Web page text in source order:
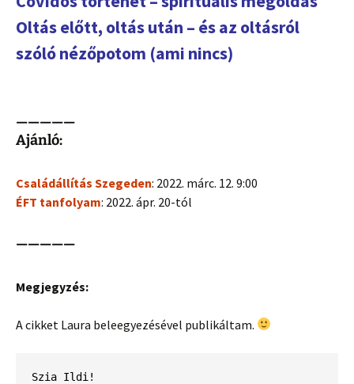
Oltás előtt, oltás után – és az oltásról
szóló nézőpotom (ami nincs)
—————
Ajánló:
Családállítás Szegeden: 2022. márc. 12. 9:00
ÉFT tanfolyam: 2022. ápr. 20-tól
—————
Megjegyzés:
A cikket Laura beleegyezésével publikáltam.
Szia Ildi!